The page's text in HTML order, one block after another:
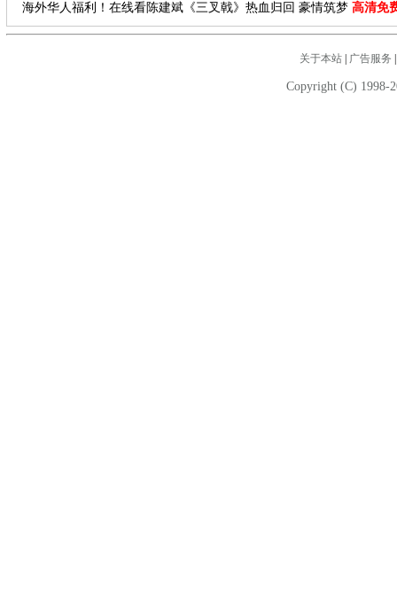
海外华人福利！在线看陈建斌《三叉戟》热血归回 豪情筑梦 高清免
关于本站| 广告服务
Copyright (C) 1998-